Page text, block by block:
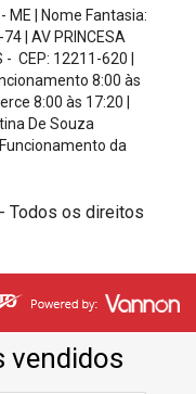
ME | Nome Fantasia:
74 AV PRINCESA
- CEP: 12211-620
8:00 às
8:00 às 17:20
De Souza
da
Todos os direitos